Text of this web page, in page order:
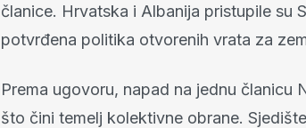
članice. Hrvatska i Albanija pristupile su
potvrđena politika otvorenih vrata za
Prema ugovoru, napad na jednu članicu
što čini temelj kolektivne obrane.